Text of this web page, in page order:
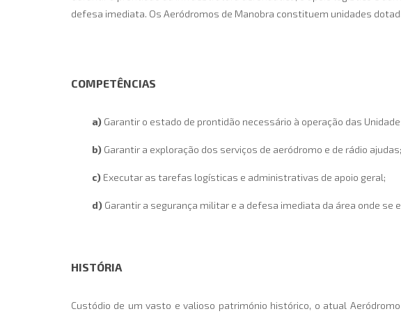
defesa imediata. Os Aeródromos de Manobra constituem unidades
COMPETÊNCIAS
a) Garantir o estado de prontidão necessário à operação das
b) Garantir a exploração dos serviços de aeródromo e de rádio ajudas;
c) Executar as tarefas logísticas e administrativas de apoio geral;
d) Garantir a segurança militar e a defesa imediata da área onde
HISTÓRIA
Custódio de um vasto e valioso património histórico, o atual